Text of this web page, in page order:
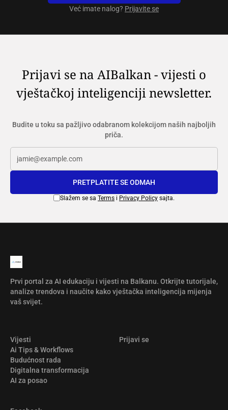
Već imate nalog? Prijavite se
Prijavi se na AIBalkan - vijesti o
vještačkoj inteligenciji newsletter.
Budite u toku sa pažljivo odabranom kolekcijom naših najboljih
priča.
PRETPLATITE SE ODMAH
Slažem se sa Terms i Privacy Policy sajta.
Prvi portal za AI edukaciju i vijesti na Balkanu. Otkrijte tutorijale,
analize trendova i naučite kako vještačka inteligencija mijenja
vaš svijet.
Vijesti
Ai Tips & Workflows
Budućnost rada
Digitalna transformacija
AI za posao
Prijavi se